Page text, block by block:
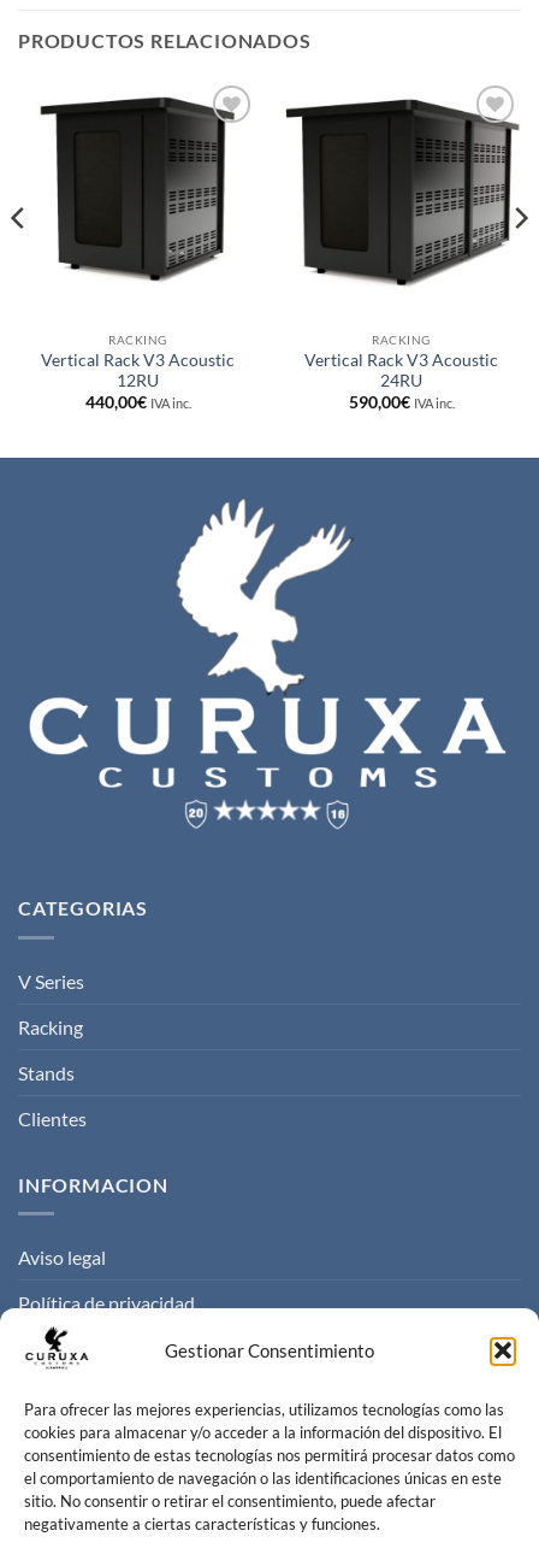
Gestionar Consentimiento
Para ofrecer las mejores experiencias, utilizamos tecnologías como las
cookies para almacenar y/o acceder a la información del dispositivo. El
consentimiento de estas tecnologías nos permitirá procesar datos como
el comportamiento de navegación o las identificaciones únicas en este
sitio. No consentir o retirar el consentimiento, puede afectar
negativamente a ciertas características y funciones.
PRODUCTOS RELACIONADOS
Añadir
a la
deseos
RACKING
Vertical Rack V3 Acoustic
12RU
440,00€ IVA inc.
a la
deseos
RACKING
Vertical Rack V3 Acoustic
24RU
590,00€ IVA inc.
CATEGORIAS
V Series
Racking
Stands
Clientes
INFORMACION
Aviso legal
Política de privacidad
Politica de cookies
CONTACTO
Contacta con nosotros